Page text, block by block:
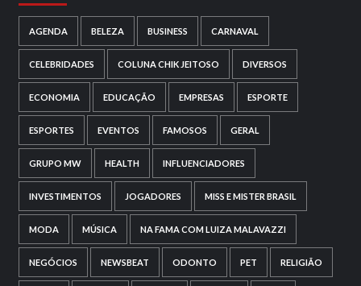
AGENDA BELEZA BUSINESS CARNAVAL
CELEBRIDADES COLUNA CHIK JEITOSO DIVERSOS
ECONOMIA EDUCAÇÃO EMPRESAS ESPORTE
ESPORTES EVENTOS FAMOSOS GERAL
GRUPO MW HEALTH INFLUENCIADORES
INVESTIMENTOS JOGADORES MISS E MISTER BRASIL
MODA MÚSICA NA FAMA COM LUIZA MALAVAZZI
NEGÓCIOS NEWSBEAT ODONTO PET RELIGIÃO